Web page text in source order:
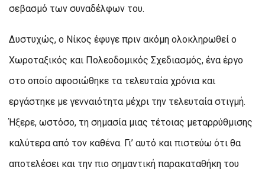
σεβασμό των συναδέλφων του.
Δυστυχώς, ο Νίκος έφυγε πριν ακόμη ολοκληρωθεί ο
Χωροταξικός και Πολεοδομικός Σχεδιασμός, ένα έργο
στο οποίο αφοσιώθηκε τα τελευταία χρόνια και
εργάστηκε με γενναιότητα μέχρι την τελευταία στιγμή.
Ήξερε, ωστόσο, τη σημασία μιας τέτοιας μεταρρύθμισης
καλύτερα από τον καθένα. Γι’ αυτό και πιστεύω ότι θα
αποτελέσει και την πιο σημαντική παρακαταθήκη του